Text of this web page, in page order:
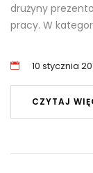
drużyny
pracy. W
10 stycznia
CZYTAJ